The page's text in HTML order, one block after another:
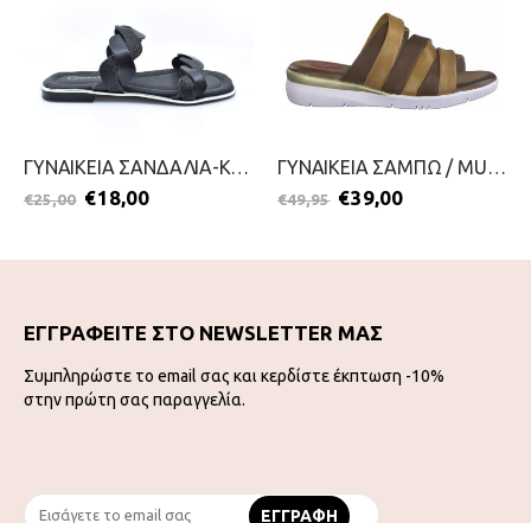
ΓΥΝΑΙΚΕΙΑ ΣΑΝΔΑΛΙΑ-KOUROUNIOTIS-2099-0886-ΜΑΥΡΟ
€25,00 €18,00
ΓΥΝΑΙΚΕΙΑ ΣΑΜΠΩ / MULES-JANA-2199-0048-ΤΑΜΠΑ
€49,95 €39,00
ΕΓΓΡΑΦΕΙΤΕ ΣΤΟ NEWSLETTER ΜΑΣ
Συμπληρώστε το email σας και κερδίστε έκπτωση -10%
στην πρώτη σας παραγγελία.